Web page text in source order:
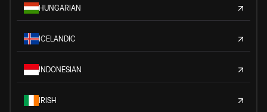
HUNGARIAN
ICELANDIC
INDONESIAN
IRISH